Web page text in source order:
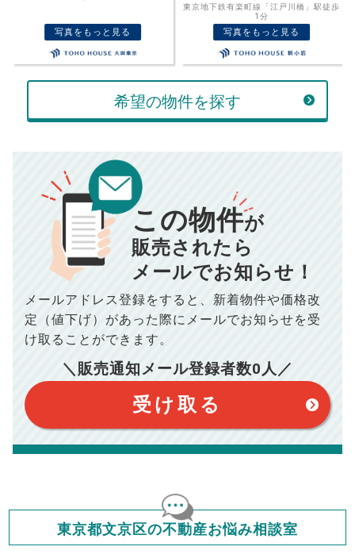
ボーナス
返済金額
万円
万円
返済シミュレーション計算結果
毎月の支払額 834
年間の支払額 10,005 円
総支払額 100,050 円
このシミュレーターは元利均等返済方式で試算しています。
このシミュレーターは、四捨五入にて計算しております。
このシミュレーターはお借り入れの全期間で金利が変わらない設
このシミュレーターでの結果は、お借り入れを保証するものでは
ありません。
このシミュレーターをご利用された方の、いかなる損害について
ますが、お借り入れの際に各金融機関にご相談ください。
会員マイページでは
修繕費・管理費の計算もできます
売却価格
万円
計算する
00万円
■仲介手数料／ 00万円
■売買契約書印紙／ 0
■抵当権抹消費用／0万円
※購入価格よりも売却価格が高い場合、譲渡所得税が発生する
場合がございます。詳しくは最寄りの税務署などにご確認く
※シミュレーター結果はあくまでも概算であり、手残り金額を
保証するものではございません。
※上記売却費用には、住所変更登記の費用、引っ越し費用、住
宅ローンの一括繰上返済の手数料等は含まれておりませんの
で予めご了承ください。
おります。（物件価格×3%＋6万円＋消費税）
写真をもっと見る
都営三田線「白山」駅徒歩1分
写真をもっと見る
希望の物件を探す
この物件が
販売されたら
メールでお知らせ！
メールアドレス登録をすると、 新着物件や価格改
定（値下げ）があった際に メールでお知らせを受
け取ることができます。
＼販売通知メール登録者数0 人／
受け取る
東京都文京区の不動産お悩み相談室